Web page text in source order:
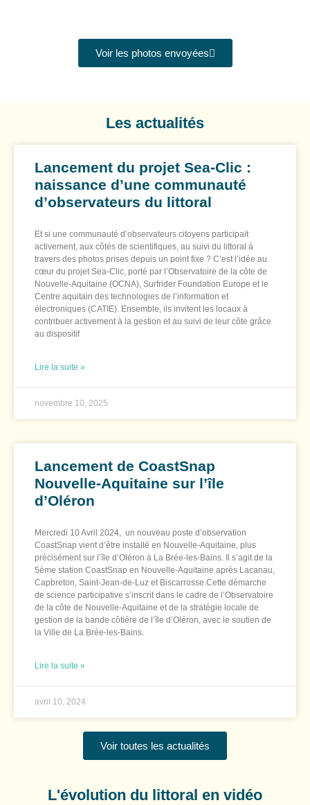
Voir les photos envoyées
Les actualités
Lancement du projet Sea-Clic :
naissance d’une communauté
d’observateurs du littoral
Et si une communauté d’observateurs citoyens participait
activement, aux côtés de scientifiques, au suivi du littoral à
travers des photos prises depuis un point fixe ? C’est l’idée au
cœur du projet Sea-Clic, porté par l’Observatoire de la côte de
Nouvelle-Aquitaine (OCNA), Surfrider Foundation Europe et le
Centre aquitain des technologies de l’information et
électroniques (CATIE). Ensemble, ils invitent les locaux à
contribuer activement à la gestion et au suivi de leur côte grâce
au dispositif
Lire la suite »
novembre 10, 2025
Lancement de CoastSnap
Nouvelle-Aquitaine sur l’île
d’Oléron
Mercredi 10 Avril 2024, un nouveau poste d’observation
CoastSnap vient d’être installé en Nouvelle-Aquitaine, plus
précisément sur l’île d’Oléron à La Brée-les-Bains. Il s’agit de la
5ème station CoastSnap en Nouvelle-Aquitaine après Lacanau,
Capbreton, Saint-Jean-de-Luz et Biscarrosse.Cette démarche
de science participative s’inscrit dans le cadre de l’Observatoire
de la côte de Nouvelle-Aquitaine et de la stratégie locale de
gestion de la bande côtière de l’île d’Oléron, avec le soutien de
la Ville de La Brée-les-Bains.
Lire la suite »
avril 10, 2024
Voir toutes les actualités
L'évolution du littoral en vidéo